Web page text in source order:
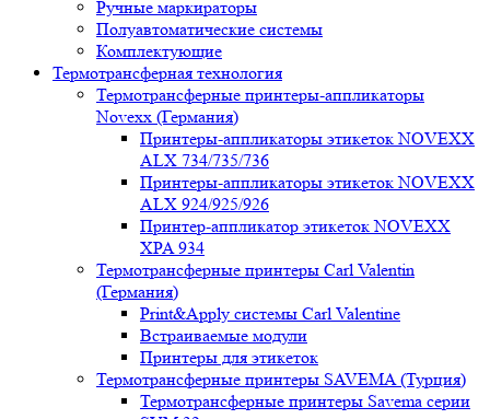
Ручные маркираторы
Полуавтоматические системы
Комплектующие
Термотрансферная технология
Термотрансферные принтеры-аппликаторы
Novexx (Германия)
Принтеры-аппликаторы этикеток NOVEXX
ALX 734/735/736
Принтеры-аппликаторы этикеток NOVEXX
ALX 924/925/926
Принтер-аппликатор этикеток NOVEXX
XPA 934
Термотрансферные принтеры Carl Valentin
(Германия)
Print&Apply системы Carl Valentine
Встраиваемые модули
Принтеры для этикеток
Термотрансферные принтеры SAVEMA (Турция)
Термотрансферные принтеры Savema серии